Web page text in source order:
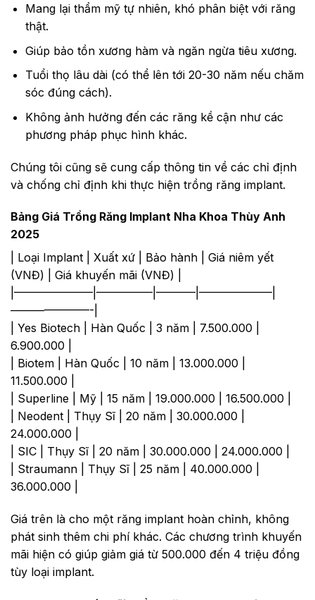
Mang lại thẩm mỹ tự nhiên, khó phân biệt với răng
thật.
Giúp bảo tồn xương hàm và ngăn ngừa tiêu xương.
Tuổi thọ lâu dài (có thể lên tới 20-30 năm nếu chăm
sóc đúng cách).
Không ảnh hưởng đến các răng kề cận như các
phương pháp phục hình khác.
Chúng tôi cũng sẽ cung cấp thông tin về các chỉ định
và chống chỉ định khi thực hiện trồng răng implant.
Bảng Giá Trồng Răng Implant Nha Khoa Thùy Anh
2025
| Loại Implant | Xuất xứ | Bảo hành | Giá niêm yết
(VNĐ) | Giá khuyến mãi (VNĐ) |
|———————|—————|———–|——————–|
———————-|
| Yes Biotech | Hàn Quốc | 3 năm | 7.500.000 |
6.900.000 |
| Biotem | Hàn Quốc | 10 năm | 13.000.000 |
11.500.000 |
| Superline | Mỹ | 15 năm | 19.000.000 | 16.500.000 |
| Neodent | Thụy Sĩ | 20 năm | 30.000.000 |
24.000.000 |
| SIC | Thụy Sĩ | 20 năm | 30.000.000 | 24.000.000 |
| Straumann | Thụy Sĩ | 25 năm | 40.000.000 |
36.000.000 |
Giá trên là cho một răng implant hoàn chỉnh, không
phát sinh thêm chi phí khác. Các chương trình khuyến
mãi hiện có giúp giảm giá từ 500.000 đến 4 triệu đồng
tùy loại implant.